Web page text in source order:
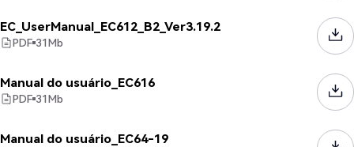
EC_UserManual_EC612_B2_Ver3.19.2
PDF 31Mb
Manual do usuário_EC616
PDF 31Mb
Manual do usuário_EC64-19